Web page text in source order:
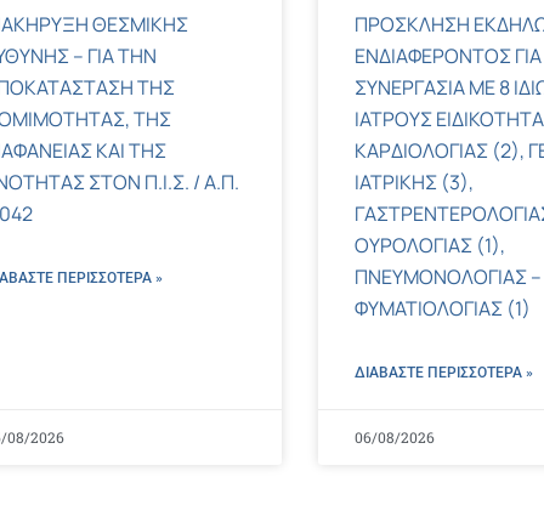
ΘΕΣΜΙΚΗΣ
– ΓΙΑ ΤΗΝ
ΤΗΣ
ΤΗΣ
ΚΑΙ ΤΗΣ
ΣΤΟΝ Π.Ι.Σ. / Α.Π.
ΠΕΡΙΣΣΌΤΕΡΑ »
08/2026
ΠΡΟΣΚΛΗΣΗ
ΕΝΔΙΑΦΕΡΟΝΤΟΣ ΓΙΑ
ΣΥΝΕΡΓΑΣΙΑ ΜΕ 8
ΙΑΤΡΟΥΣ
ΚΑΡΔΙΟΛΟΓΙΑΣ (2),
ΙΑΤΡΙΚΗΣ (3),
ΟΥΡΟΛΟΓΙΑΣ (1),
ΠΝΕΥΜΟΝΟΛΟΓΙΑΣ –
ΦΥΜΑΤΙΟΛΟΓΙΑΣ (1)
ΔΙΑΒΑΣΤΕ ΠΕΡΙΣΣΌΤΕΡΑ »
06/08/2026